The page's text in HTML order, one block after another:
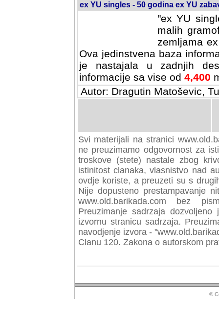
ex YU singles - 50 godina ex YU
"ex YU
malih
zemljama
Ova jedinstvena baza
je nastajala u zadnjih
informacije sa vise od 4,400
Autor: Dragutin Matoševic,
Svi materijali na stranici
preuzimamo odgovornost za
troskove (stete) nastale zbog
istinitost clanaka, vlasnistvo nad
ovdje koriste, a preuzeti su s
Nije dopusteno prestampavanje
www.old.barikada.com bez
Preuzimanje sadrzaja
izvornu stranicu sadrzaja.
navodjenje izvora -
Clanu 120. Zakona o autorskom
©